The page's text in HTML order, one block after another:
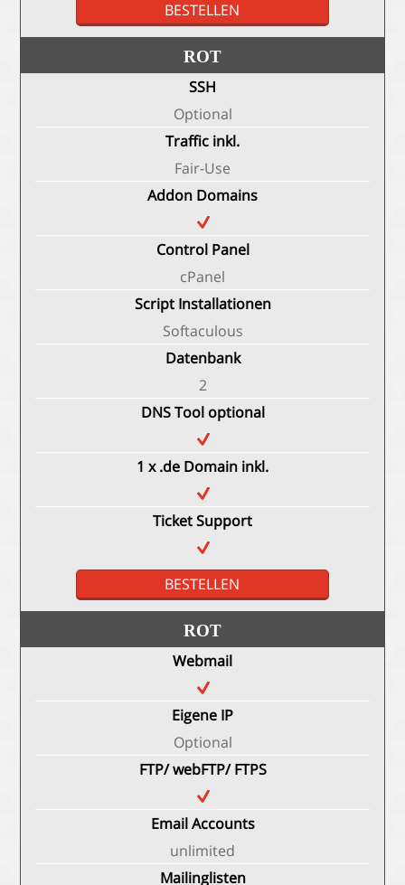
BESTELLEN
ROT
SSH
Optional
Traffic inkl.
Fair-Use
Addon Domains
Control Panel
cPanel
Script Installationen
Softaculous
Datenbank
2
DNS Tool optional
1 x .de Domain inkl.
Ticket Support
BESTELLEN
ROT
Webmail
Eigene IP
Optional
FTP/ webFTP/ FTPS
Email Accounts
unlimited
Mailinglisten